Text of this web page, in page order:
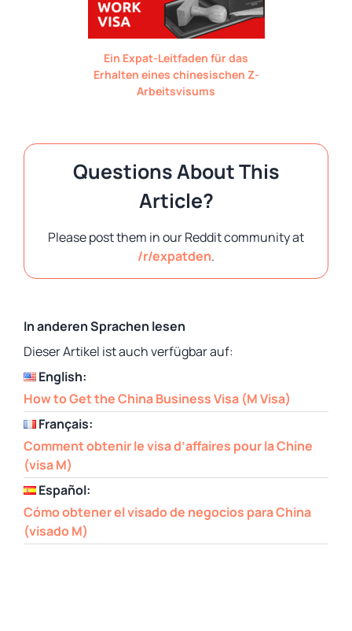
Ein Expat-Leitfaden für das
Erhalten eines chinesischen Z-
Arbeitsvisums
Questions About This
Article?
Please post them in our Reddit community at
/r/expatden.
In anderen Sprachen lesen
Dieser Artikel ist auch verfügbar auf:
English:
How to Get the China Business Visa (M Visa)
Français:
Comment obtenir le visa d’affaires pour la Chine
(visa M)
Español:
Cómo obtener el visado de negocios para China
(visado M)